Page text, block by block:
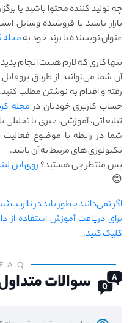
چه تولید کننده محتوا باشید یا
بازار باشید یا فروشنده وسایل
عنوان نویسنده با برند خود بهمجله
تنها کاری که لازم هست انجام
آن شما می‌توانید از طریق
رفته و اقدام به نوشتن مطلب
حساب کاربری خودتان درمجله
تبلیغاتی، آموزشی، خبری یا
شما در رابطه با موضوع فعالیت
تکنولوژی های مرتبط به آن باشد.
پس منتظر چی هستید؟ روی این
😊
اگر نمی‌دانید چطور باید در نااریب
برای دریافت آموزش استفاده از
کلیک کنید.
F.A.Q
سوالات